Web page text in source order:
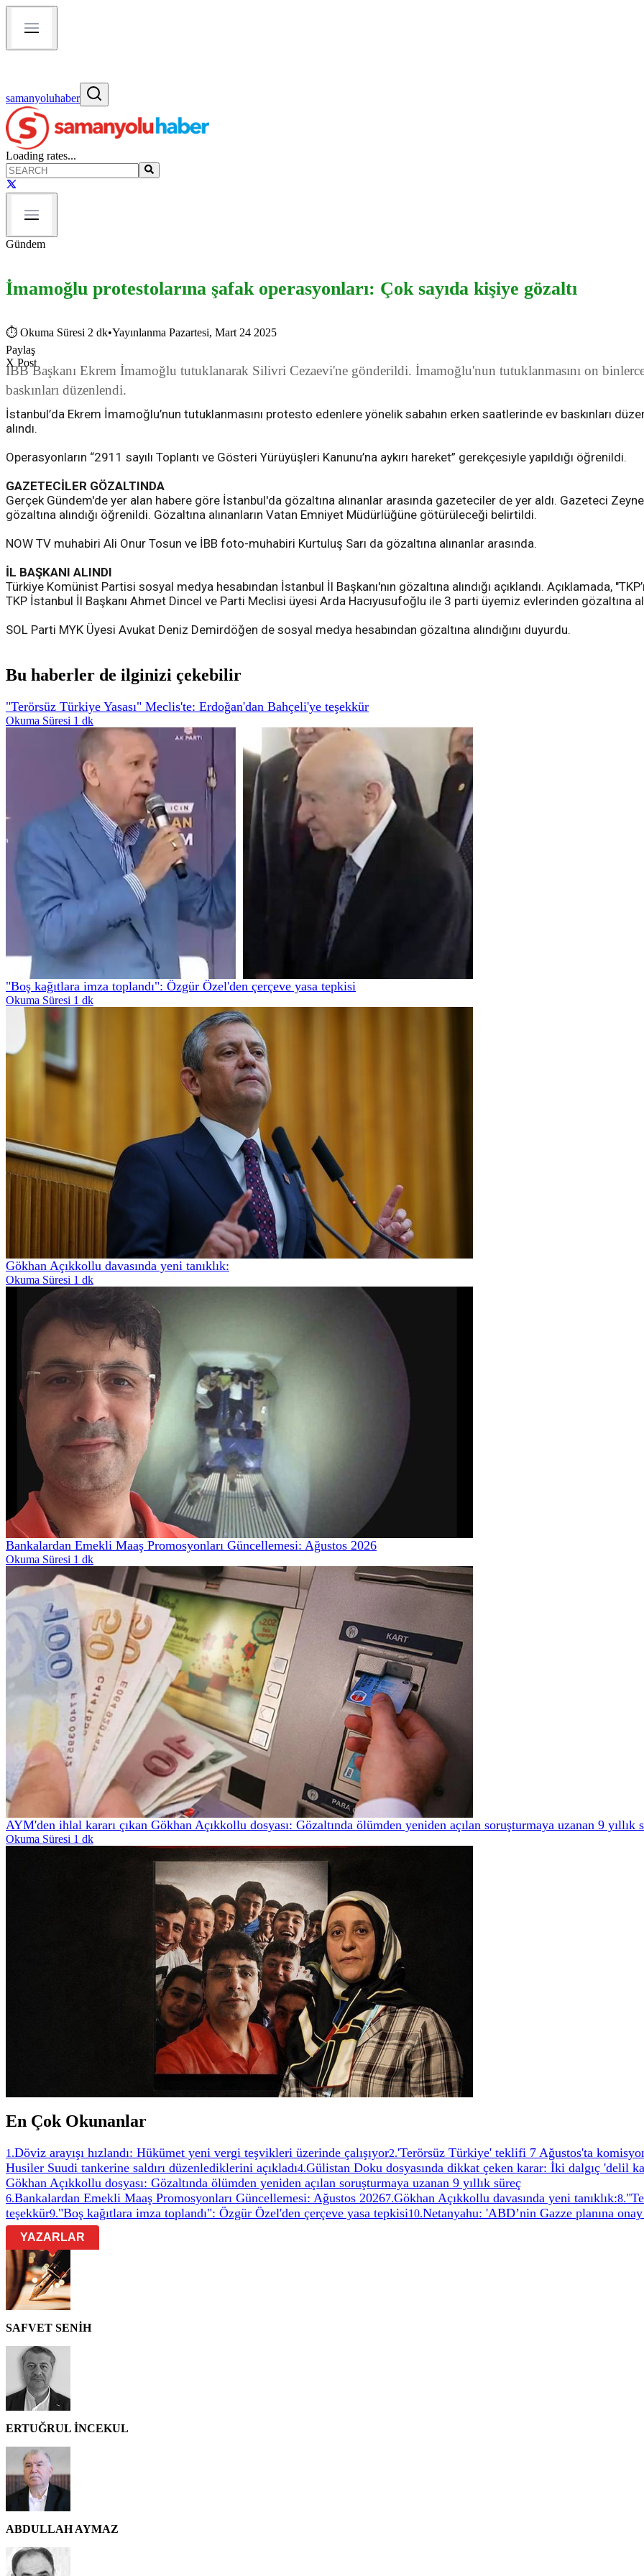
samanyoluhaber
Loading rates...
Gündem
İmamoğlu protestolarına şafak operasyonları: Çok sayıda kişiye gözaltı
⏱ Okuma Süresi 2 dk•Yayınlanma Pazartesi, Mart 24 2025
Paylaş
X Post
İBB Başkanı Ekrem İmamoğlu tutuklanarak Silivri Cezaevi'ne gönderildi. İmamoğlu'nun tutuklanmasını on
baskınları düzenlendi.
İstanbul’da Ekrem İmamoğlu’nun tutuklanmasını protesto edenlere yönelik sabahın erken saatlerinde ev baskınları
alındı.
Operasyonların “2911 sayılı Toplantı ve Gösteri Yürüyüşleri Kanunu’na aykırı hareket” gerekçesiyle yapıldığı öğrenildi.
GAZETECİLER GÖZALTINDA
Gerçek Gündem'de yer alan habere göre İstanbul'da gözaltına alınanlar arasında gazeteciler de yer aldı. Gazeteci
gözaltına alındığı öğrenildi. Gözaltına alınanların Vatan Emniyet Müdürlüğüne götürüleceği belirtildi.
NOW TV muhabiri Ali Onur Tosun ve İBB foto-muhabiri Kurtuluş Sarı da gözaltına alınanlar arasında.
İL BAŞKANI ALINDI
Türkiye Komünist Partisi sosyal medya hesabından İstanbul İl Başkanı'nın gözaltına alındığı açıklandı. Açıklamada,
TKP İstanbul İl Başkanı Ahmet Dincel ve Parti Meclisi üyesi Arda Hacıyusufoğlu ile 3 parti üyemiz evlerinden gözaltına
SOL Parti MYK Üyesi Avukat Deniz Demirdöğen de sosyal medya hesabından gözaltına alındığını duyurdu.
Bu haberler de ilginizi çekebilir
"Terörsüz Türkiye Yasası" Meclis'te: Erdoğan'dan Bahçeli'ye teşekkür
Okuma Süresi 1 dk
"Boş kağıtlara imza toplandı": Özgür Özel'den çerçeve yasa tepkisi
Okuma Süresi 1 dk
Gökhan Açıkkollu davasında yeni tanıklık:
Okuma Süresi 1 dk
Bankalardan Emekli Maaş Promosyonları Güncellemesi: Ağustos 2026
Okuma Süresi 1 dk
AYM'den ihlal kararı çıkan Gökhan Açıkkollu dosyası: Gözaltında ölümden yeniden açılan soruşturmaya uzanan 9 yıllık
Okuma Süresi 1 dk
En Çok Okunanlar
1 .Döviz arayışı hızlandı: Hükümet yeni vergi teşvikleri üzerinde çalışıyor2.'Terörsüz Türkiye' teklifi 7 Ağustos'ta
Husiler Suudi tankerine saldırı düzenlediklerini açıkladı4.Gülistan Doku dosyasında dikkat çeken karar: İki dalgıç 'delil
Gökhan Açıkkollu dosyası: Gözaltında ölümden yeniden açılan soruşturmaya uzanan 9 yıllık süreç
6.Bankalardan Emekli Maaş Promosyonları Güncellemesi: Ağustos 20267.Gökhan Açıkkollu davasında yeni tanıklık:8.
teşekkür9."Boş kağıtlara imza toplandı": Özgür Özel'den çerçeve yasa tepkisi10.Netanyahu: 'ABD’nin Gazze planına
YAZARLAR
SAFVET SENİH
ERTUĞRUL İNCEKUL
ABDULLAH AYMAZ